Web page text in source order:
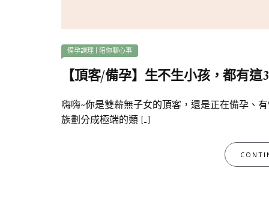
備孕調理 陪你聊心事
【頂客/備孕】生不生小孩，都有
嗨嗨~你是雙薪無子女的頂客，還是正在備孕、
族劃分成極端的類 […]